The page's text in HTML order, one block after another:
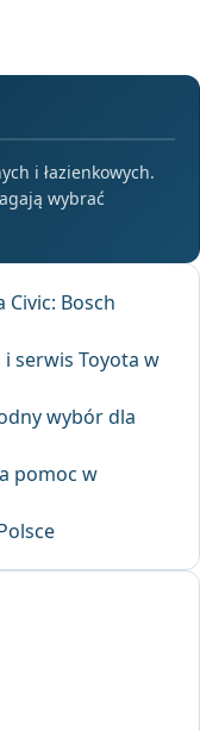
i łazienkowych.
wybrać
Civic: Bosch
serwis Toyota w
wybór dla
pomoc w